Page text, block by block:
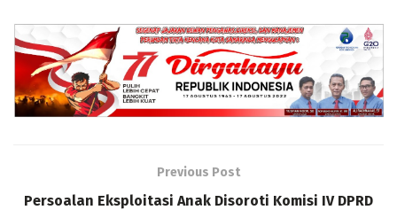
Previous Post
Persoalan Eksploitasi Anak Disoroti Komisi IV DPRD